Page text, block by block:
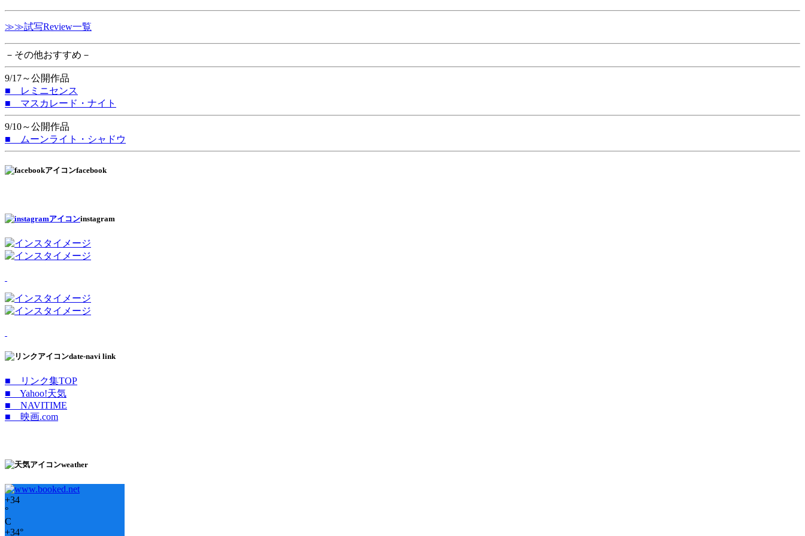
≫≫試写Review一覧
－その他おすすめ－
9/17～公開作品
■ レミニセンス
■ マスカレード・ナイト
9/10～公開作品
■ ムーンライト・シャドウ
facebook
instagram
date-navi link
■ リンク集TOP
■ Yahoo!天気
■ NAVITIME
■ 映画.com
weather
+34
°
C
+34°